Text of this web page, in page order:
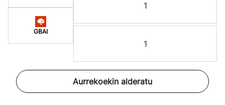
GBAI
1
1
Aurrekoekin alderatu